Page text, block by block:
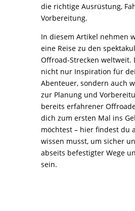
die richtige Ausrüstung,
Vorbereitung.
In diesem Artikel nehmen
eine Reise zu den
Offroad-Strecken weltweit.
nicht nur Inspiration für
Abenteuer, sondern auch
zur Planung und
bereits erfahrener
dich zum ersten Mal ins
möchtest – hier findest du
wissen musst, um sicher
abseits befestigter Wege
sein.